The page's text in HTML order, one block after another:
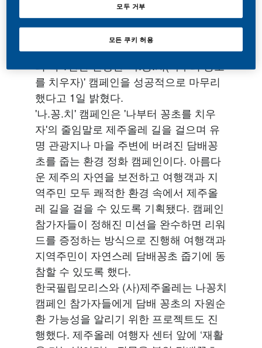
(서울, 2021년 7월 1일) 한국필립모리스
㈜(대표이사 백영재)가 사단법인 제주올
레(이사장 서명숙)와 함께 지난해 8월부
터 약 1년간 진행한 '나.꽁.치(나부터 꽁초
를 치우자)' 캠페인을 성공적으로 마무리
했다고 1일 밝혔다.
'나.꽁.치' 캠페인은 '나부터 꽁초를 치우
자'의 줄임말로 제주올레 길을 걸으며 유
명 관광지나 마을 주변에 버려진 담배꽁
초를 줍는 환경 정화 캠페인이다. 아름다
운 제주의 자연을 보전하고 여행객과 지
역주민 모두 쾌적한 환경 속에서 제주올
레 길을 걸을 수 있도록 기획됐다. 캠페인
참가자들이 정해진 미션을 완수하면 리워
드를 증정하는 방식으로 진행해 여행객과
지역주민이 자연스레 담배꽁초 줍기에 동
참할 수 있도록 했다.
한국필립모리스와 (사)제주올레는 나꽁치
캠페인 참가자들에게 담배 꽁초의 자원순
환 가능성을 알리기 위한 프로젝트도 진
행했다. 제주올레 여행자 센터 앞에 ‘재활
모두 거부
모든 쿠키 허용